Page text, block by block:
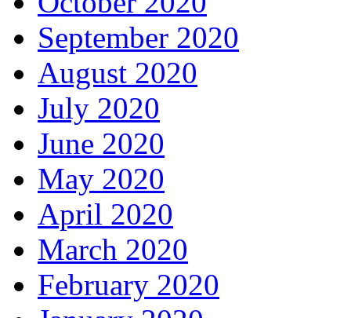
September 2020
August 2020
July 2020
June 2020
May 2020
April 2020
March 2020
February 2020